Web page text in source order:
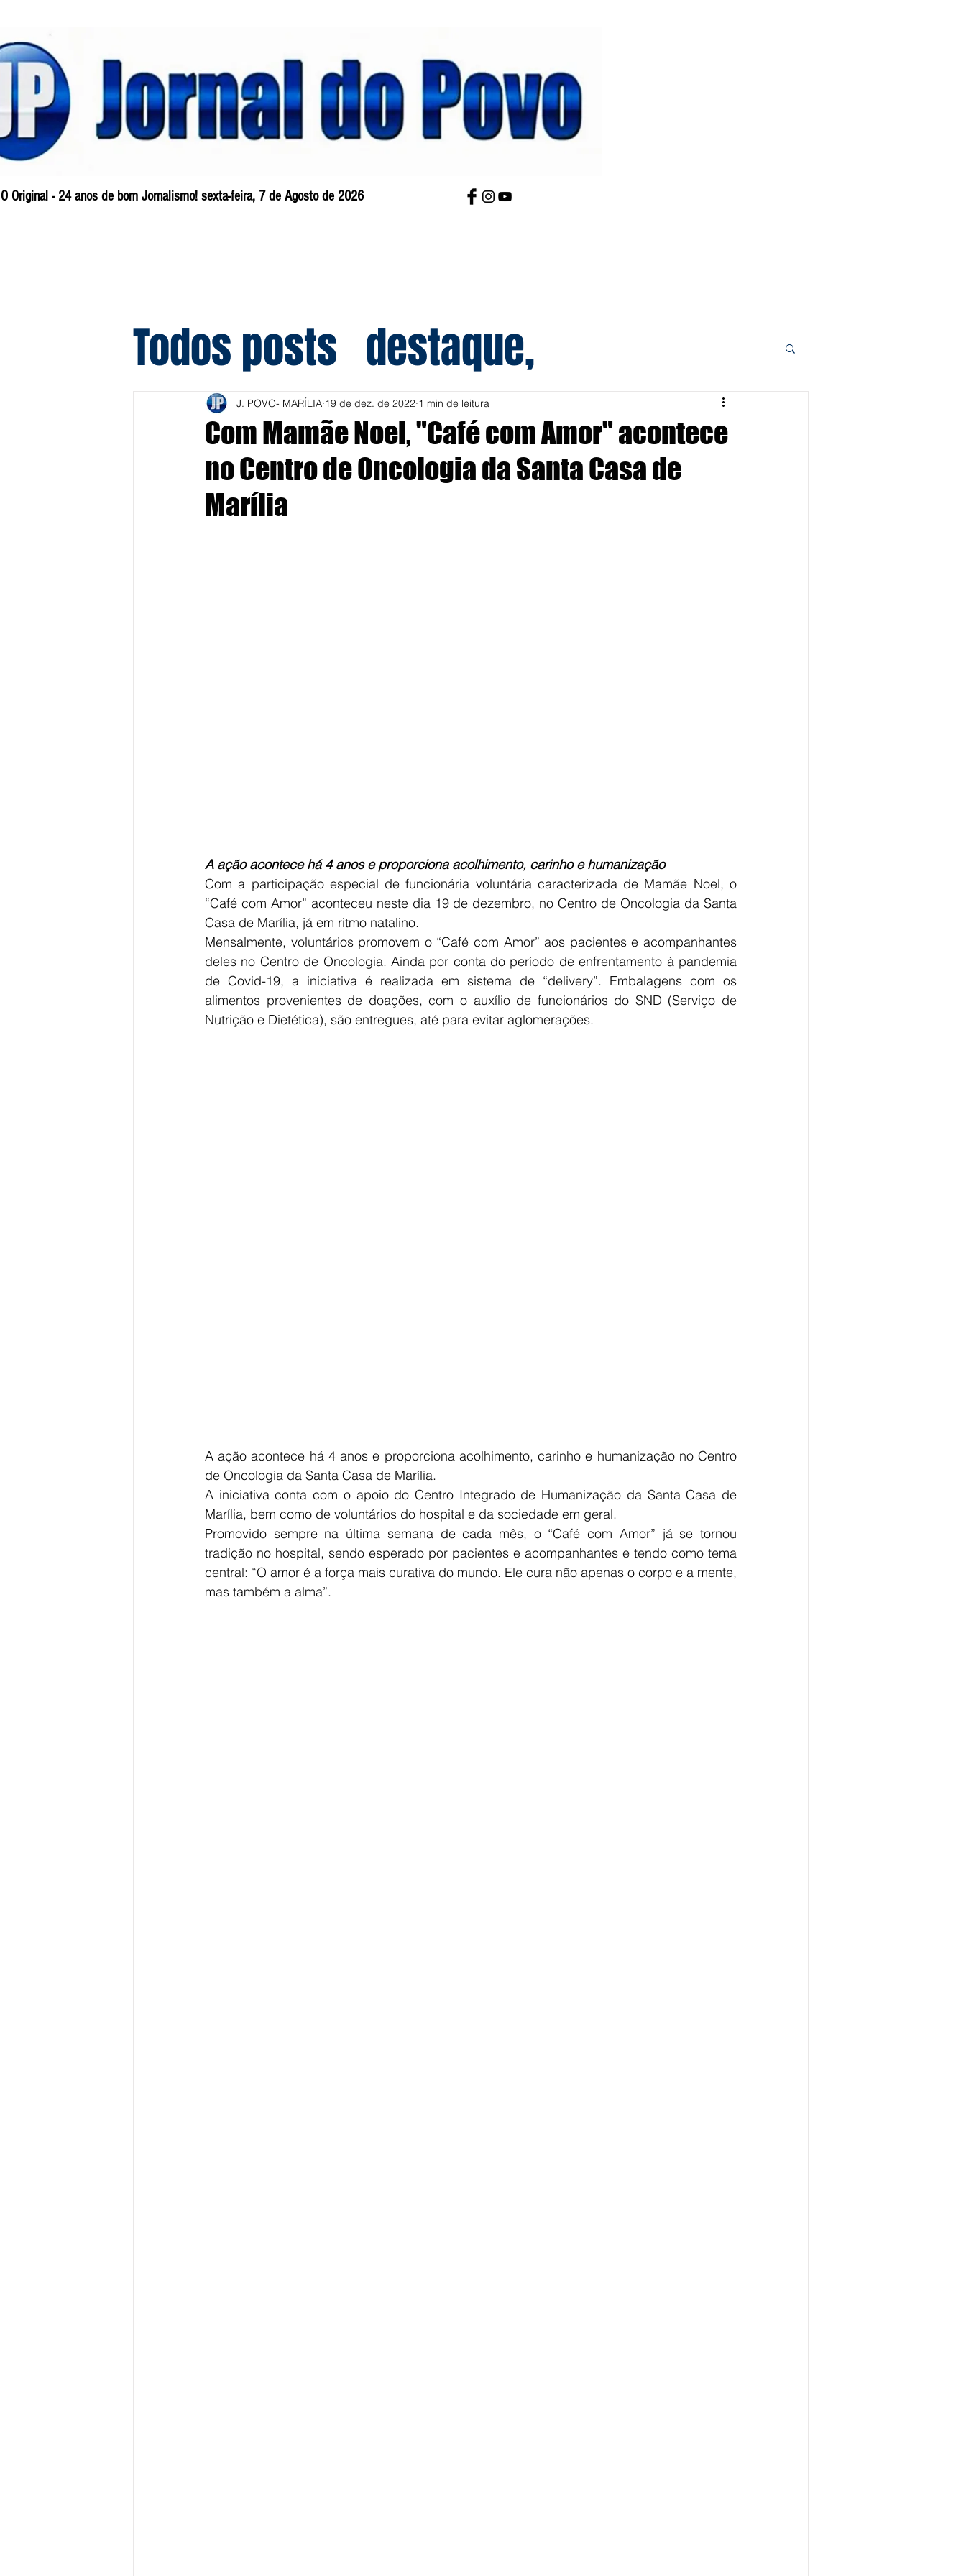
O Original - 24 anos de bom Jornalismo! sexta-feira, 7 de Agosto de 2026
Todos posts destaque,
Com Mamãe Noel, "Café com Amor" acontece
no Centro de Oncologia da Santa Casa de
Marília
J. POVO- MARÍLIA 19 de dez. de 2022 1 min de leitura
A ação acontece há 4 anos e proporciona acolhimento, carinho e humanização
Com a participação especial de funcionária voluntária caracterizada de Mamãe Noel, o
“Café com Amor” aconteceu neste dia 19 de dezembro, no Centro de Oncologia da Santa
Casa de Marília, já em ritmo natalino.
Mensalmente, voluntários promovem o “Café com Amor” aos pacientes e acompanhantes
deles no Centro de Oncologia. Ainda por conta do período de enfrentamento à pandemia
de Covid-19, a iniciativa é realizada em sistema de “delivery”. Embalagens com os
alimentos provenientes de doações, com o auxílio de funcionários do SND (Serviço de
Nutrição e Dietética), são entregues, até para evitar aglomerações.
A ação acontece há 4 anos e proporciona acolhimento, carinho e humanização no Centro
de Oncologia da Santa Casa de Marília.
A iniciativa conta com o apoio do Centro Integrado de Humanização da Santa Casa de
Marília, bem como de voluntários do hospital e da sociedade em geral.
Promovido sempre na última semana de cada mês, o “Café com Amor” já se tornou
tradição no hospital, sendo esperado por pacientes e acompanhantes e tendo como tema
central: “O amor é a força mais curativa do mundo. Ele cura não apenas o corpo e a mente,
mas também a alma”.